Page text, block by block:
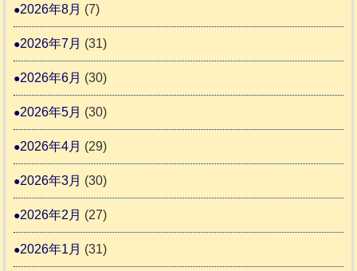
告
か
す
度
本
物
推
2026年8月 (7)
2026年7月 (31)
2026年6月 (30)
2026年5月 (30)
2026年4月 (29)
2026年3月 (30)
2026年2月 (27)
2026年1月 (31)